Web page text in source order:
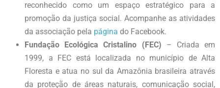
reconhecido como um espaço estratégico para a
promoção da justiça social. Acompanhe as atividades
da associação pela página do Facebook.
Fundação Ecológica Cristalino (FEC) – Criada em
1999, a FEC está localizada no município de Alta
Floresta e atua no sul da Amazônia brasileira através
da proteção de áreas naturais, comunicação social,